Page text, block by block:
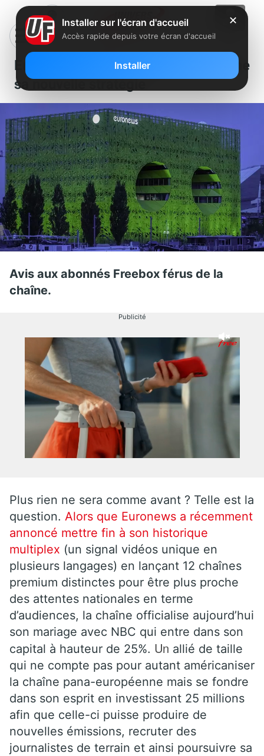
Euronews s’allie à NBC et peaufine
sa nouvelle stratégie
Avis aux abonnés Freebox férus de la
chaîne.
Publicité
Plus rien ne sera comme avant ? Telle est la
question. Alors que Euronews a récemment
annoncé mettre fin à son historique
multiplex (un signal vidéos unique en
plusieurs langages) en lançant 12 chaînes
premium distinctes pour être plus proche
des attentes nationales en terme
d’audiences, la chaîne officialise aujourd’hui
son mariage avec NBC qui entre dans son
capital à hauteur de 25%. Un allié de taille
qui ne compte pas pour autant américaniser
la chaîne pana-européenne mais se fondre
dans son esprit en investissant 25 millions
afin que celle-ci puisse produire de
nouvelles émissions, recruter des
journalistes de terrain et ainsi poursuivre sa
✕
Installer sur l'écran d'accueil
Accès rapide depuis votre écran d'accueil
Installer